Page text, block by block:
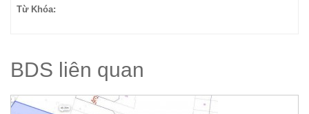
Từ Khóa:
BDS liên quan